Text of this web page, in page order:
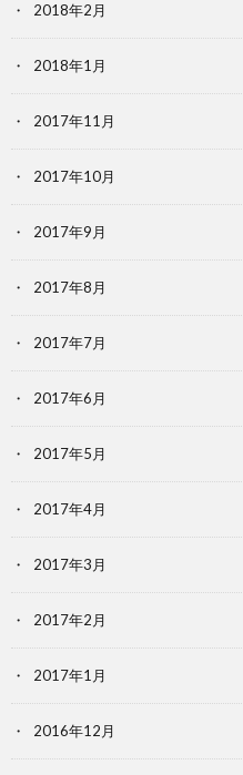
2018年2月
2018年1月
2017年11月
2017年10月
2017年9月
2017年8月
2017年7月
2017年6月
2017年5月
2017年4月
2017年3月
2017年2月
2017年1月
2016年12月